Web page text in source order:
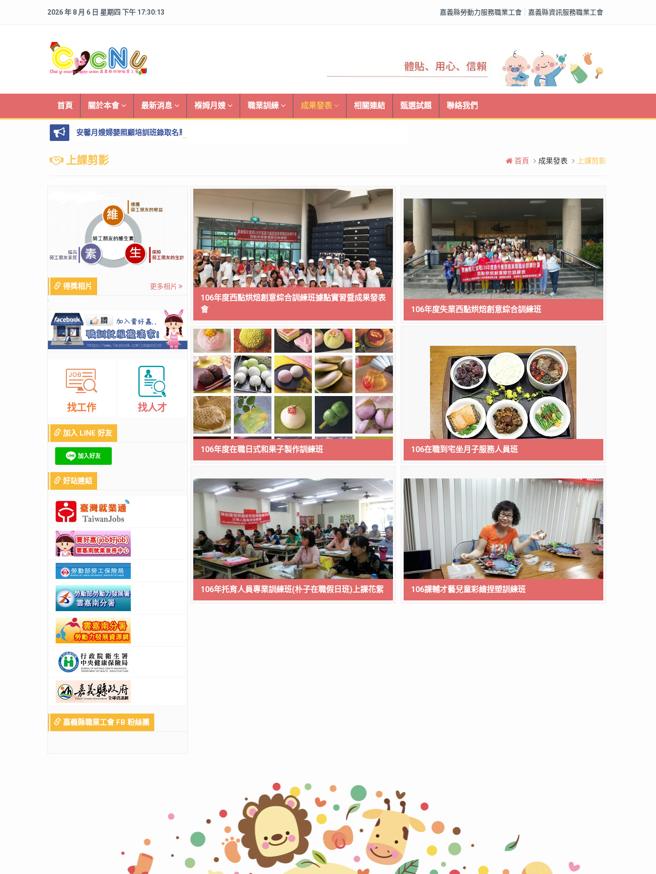
2026 年 8 月 6 日 星期四 下午 17:30:13 嘉義縣勞動力服務職業工會 嘉義縣資訊服務職業工會
首頁 關於本會 最新消息 褓姆月嫂 職業訓練 成果發表 相關連結 甄選試題 聯絡我們
安馨月嫂婦嬰照顧培訓班錄取名單
上課剪影 首頁 成果發表 上課剪影
得獎相片 更多相片
找工作 找人才
加入 LINE 好友
好站連結
嘉義縣職業工會 FB 粉絲團
106年度西點烘焙創意綜合訓練班據點實習暨成果發表
會
106年度失業西點烘焙創意綜合訓練班
106年度在職日式和果子製作訓練班 106在職到宅坐月子服務人員班
106年托育人員專業訓練班(朴子在職假日班)上課花絮 106課輔才藝兒童彩繪捏塑訓練班